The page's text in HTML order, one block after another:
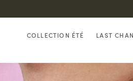
COLLECTION ÉTÉ LAST